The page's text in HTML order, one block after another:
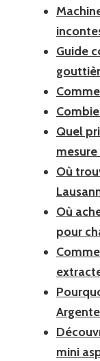
Guide
Quel
mesure
Où
Où
pour
mini